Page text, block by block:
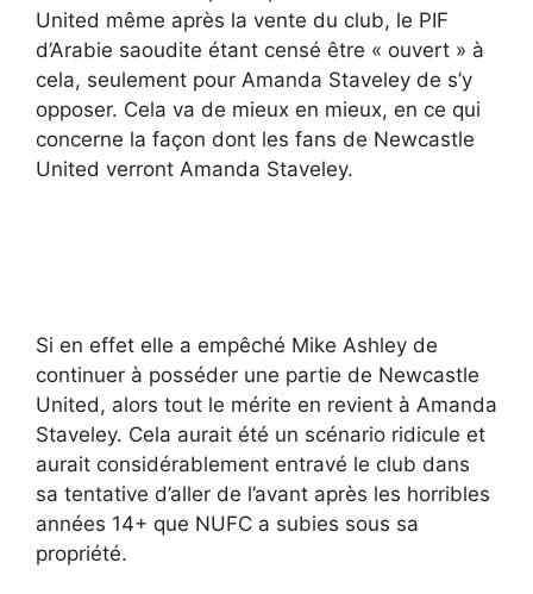
United même après la vente du club, le PIF
d’Arabie saoudite étant censé être « ouvert » à
cela, seulement pour Amanda Staveley de s’y
opposer. Cela va de mieux en mieux, en ce qui
concerne la façon dont les fans de Newcastle
United verront Amanda Staveley.
Si en effet elle a empêché Mike Ashley de
continuer à posséder une partie de Newcastle
United, alors tout le mérite en revient à Amanda
Staveley. Cela aurait été un scénario ridicule et
aurait considérablement entravé le club dans
sa tentative d’aller de l’avant après les horribles
années 14+ que NUFC a subies sous sa
propriété.